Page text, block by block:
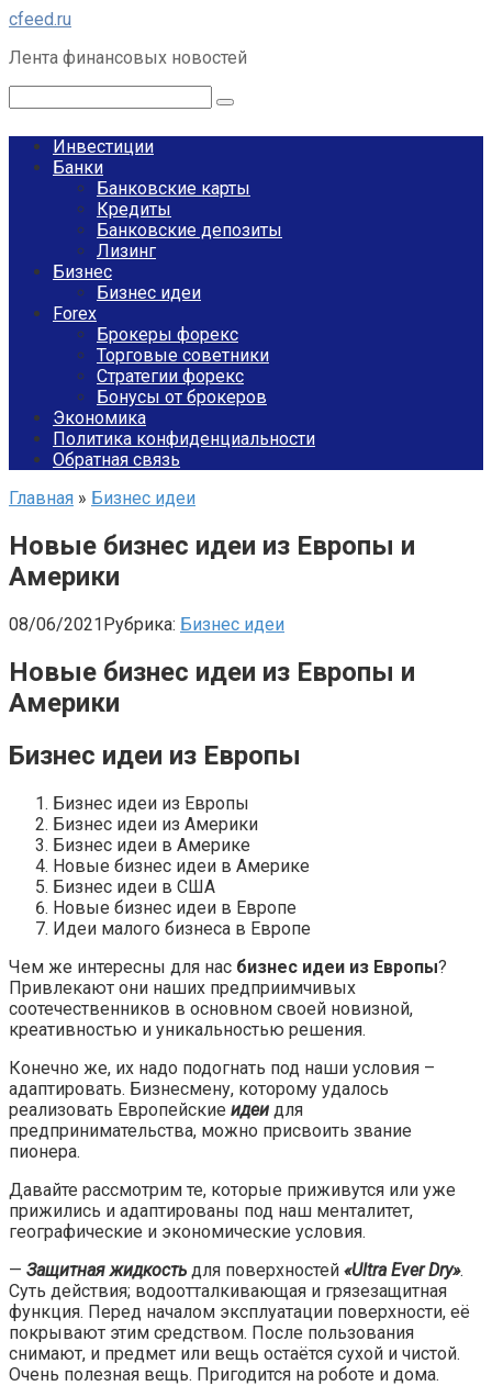
Перейти
контенту
cfeed.ru
Лента финансовых новостей
Инвестиции
Банки
Банковские карты
Кредиты
Банковские депозиты
Лизинг
Бизнес
Бизнес идеи
Forex
Брокеры форекс
Торговые советники
Стратегии форекс
Бонусы от брокеров
Экономика
Политика конфиденциальности
Обратная связь
Главная » Бизнес идеи
Новые бизнес идеи из Европы и
Америки
08/06/2021Рубрика: Бизнес идеи
Новые бизнес идеи из Европы и
Америки
Бизнес идеи из Европы
Бизнес идеи из Европы
Бизнес идеи из Америки
Бизнес идеи в Америке
Новые бизнес идеи в Америке
Бизнес идеи в США
Новые бизнес идеи в Европе
Идеи малого бизнеса в Европе
Чем же интересны для нас бизнес идеи из Европы?
Привлекают они наших предприимчивых
соотечественников в основном своей новизной,
креативностью и уникальностью решения.
Конечно же, их надо подогнать под наши условия –
адаптировать. Бизнесмену, которому удалось
реализовать Европейские идеи для
предпринимательства, можно присвоить звание
пионера.
Давайте рассмотрим те, которые приживутся или уже
прижились и адаптированы под наш менталитет,
географические и экономические условия.
— Защитная жидкость для поверхностей «Ultra Ever Dry».
Суть действия; водоотталкивающая и грязезащитная
функция. Перед началом эксплуатации поверхности, её
покрывают этим средством. После пользования
снимают, и предмет или вещь остаётся сухой и чистой.
Очень полезная вещь. Пригодится на роботе и дома.